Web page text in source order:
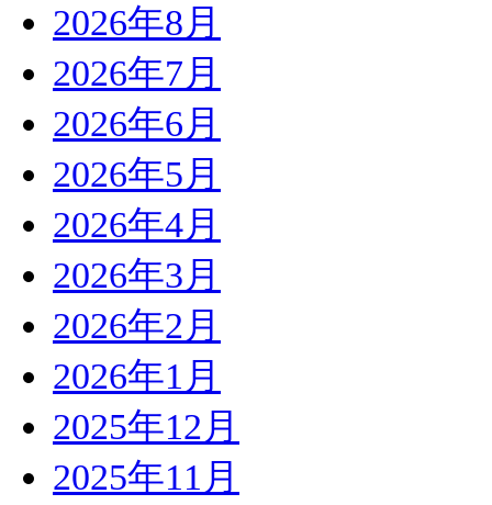
2026年8月
2026年7月
2026年6月
2026年5月
2026年4月
2026年3月
2026年2月
2026年1月
2025年12月
2025年11月